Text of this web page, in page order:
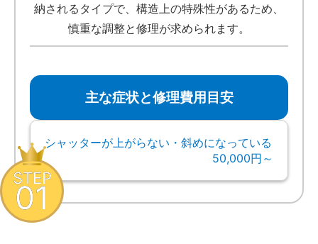
納されるタイプで、構造上の特殊性があるため、
慎重な調整と修理が求められます。
主な症状と修理費用目安
シャッターが上がらない・斜めになっている
50,000円～
STEP
01